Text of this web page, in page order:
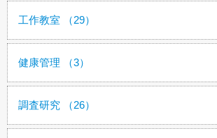
工作教室 （29）
健康管理 （3）
調査研究 （26）